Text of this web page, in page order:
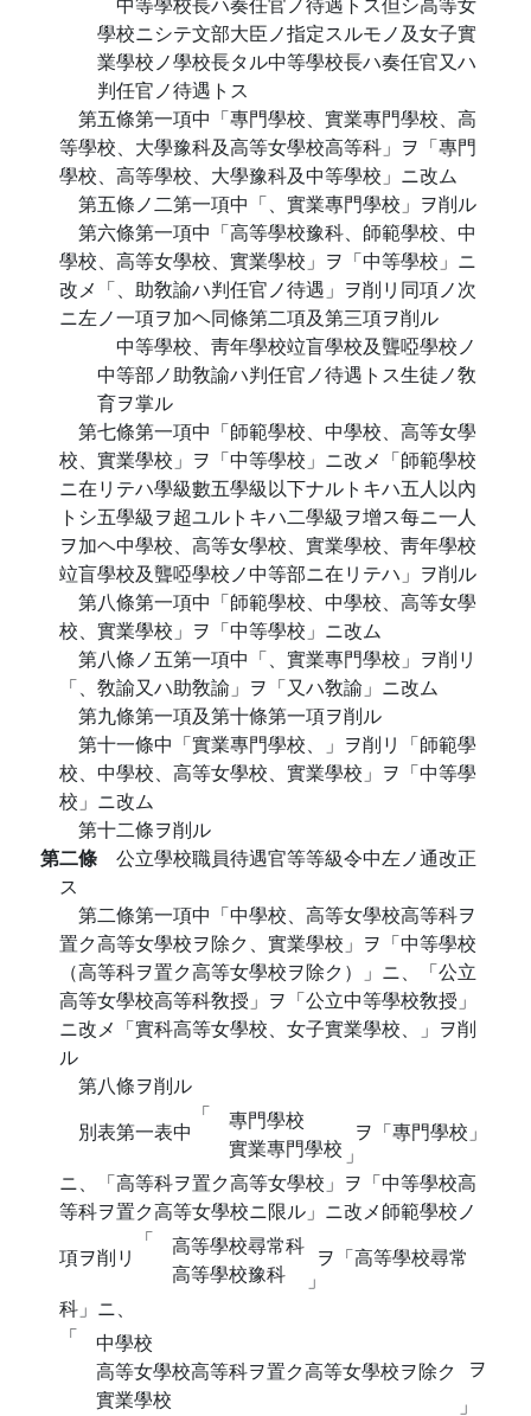
學校ニシテ文部大臣ノ指定スルモノ及女子實
業學校ノ學校長タル中等學校長ハ奏任官又ハ
判任官ノ待遇トス
第五條第一項中「專門學校、實業專門學校、高
等學校、大學豫科及高等女學校高等科」ヲ「專門
學校、高等學校、大學豫科及中等學校」ニ改ム
第五條ノ二第一項中「、實業專門學校」ヲ削ル
第六條第一項中「高等學校豫科、師範學校、中
學校、高等女學校、實業學校」ヲ「中等學校」ニ
改メ「、助敎諭ハ判任官ノ待遇」ヲ削リ同項ノ次
ニ左ノ一項ヲ加ヘ同條第二項及第三項ヲ削ル
中等學校、靑年學校竝盲學校及聾啞學校ノ
中等部ノ助敎諭ハ判任官ノ待遇トス生徒ノ敎
育ヲ掌ル
第七條第一項中「師範學校、中學校、高等女學
校、實業學校」ヲ「中等學校」ニ改メ「師範學校
ニ在リテハ學級數五學級以下ナルトキハ五人以內
トシ五學級ヲ超ユルトキハ二學級ヲ增ス每ニ一人
ヲ加ヘ中學校、高等女學校、實業學校、靑年學校
竝盲學校及聾啞學校ノ中等部ニ在リテハ」ヲ削ル
第八條第一項中「師範學校、中學校、高等女學
校、實業學校」ヲ「中等學校」ニ改ム
第八條ノ五第一項中「、實業專門學校」ヲ削リ
「、敎諭又ハ助敎諭」ヲ「又ハ敎諭」ニ改ム
第九條第一項及第十條第一項ヲ削ル
第十一條中「實業專門學校、」ヲ削リ「師範學
校、中學校、高等女學校、實業學校」ヲ「中等學
校」ニ改ム
第十二條ヲ削ル
第二條 公立學校職員待遇官等等級令中左ノ通改正
ス
第二條第一項中「中學校、高等女學校高等科ヲ
置ク高等女學校ヲ除ク、實業學校」ヲ「中等學校
（高等科ヲ置ク高等女學校ヲ除ク）」ニ、「公立
高等女學校高等科敎授」ヲ「公立中等學校敎授」
ニ改メ「實科高等女學校、女子實業學校、」ヲ削
ル
第八條ヲ削ル
別表第一表中
「
專門學校
實業專門學校 」
ヲ「專門學校」
ニ、「高等科ヲ置ク高等女學校」ヲ「中等學校高
等科ヲ置ク高等女學校ニ限ル」ニ改メ師範學校ノ
項ヲ削リ
「
高等學校尋常科
高等學校豫科
」
ヲ「高等學校尋常
科」ニ、
「
中學校
高等女學校高等科ヲ置ク高等女學校ヲ除ク
實業學校
」
ヲ